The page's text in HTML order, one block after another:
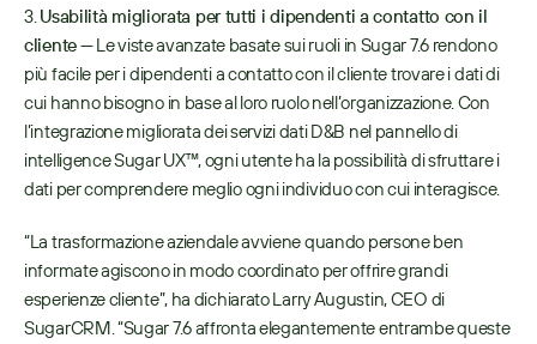
3. Usabilità migliorata per tutti i dipendenti a contatto con il
cliente — Le viste avanzate basate sui ruoli in Sugar 7.6 rendono
più facile per i dipendenti a contatto con il cliente trovare i dati di
cui hanno bisogno in base al loro ruolo nell’organizzazione. Con
l’integrazione migliorata dei servizi dati D&B nel pannello di
intelligence Sugar UX™, ogni utente ha la possibilità di sfruttare i
dati per comprendere meglio ogni individuo con cui interagisce.
“La trasformazione aziendale avviene quando persone ben
informate agiscono in modo coordinato per offrire grandi
esperienze cliente”, ha dichiarato Larry Augustin, CEO di
SugarCRM. “Sugar 7.6 affronta elegantemente entrambe queste